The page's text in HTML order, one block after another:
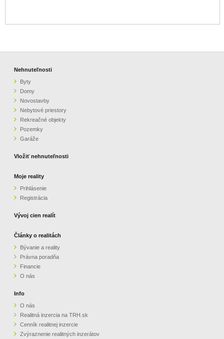
Nehnuteľnosti
Byty
Domy
Novostavby
Nebytové priestory
Rekreačné objekty
Pozemky
Garáže
Vložiť nehnuteľnosti
Moje reality
Prihlásenie
Registrácia
Vývoj cien realít
Články o realitách
Bývanie a reality
Právna poradňa
Financie
O nás
Info
O nás
Realitná inzercia na TRH.sk
Cenník realitnej inzercie
Zvýraznenie realitných inzerátov